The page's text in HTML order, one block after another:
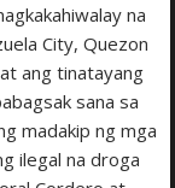
na
City, Quezon
ang tinatayang
sana sa
madakip ng mga
ilegal na droga